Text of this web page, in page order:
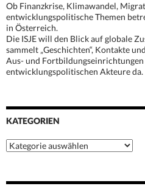
Ob Finanzkrise, Klimawandel,
entwicklungspolitische Themen
in Österreich.
Die ISJE will den Blick auf globale
sammelt „Geschichten“, Kontakte
Aus- und
entwicklungspolitischen Akteure da.
KATEGORIEN
Kategorien